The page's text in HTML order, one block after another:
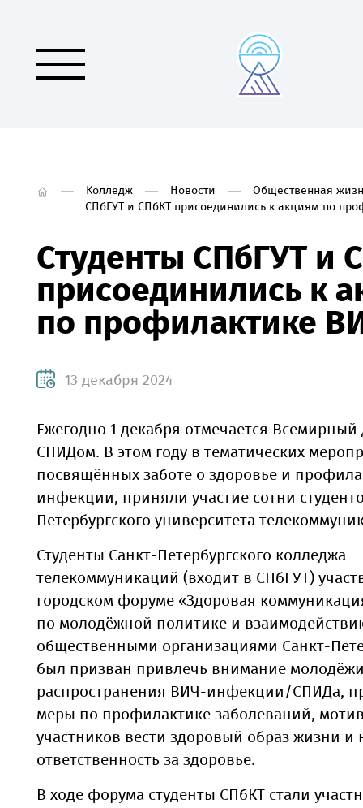
Колледж Новости
Общественная
СПбГУТ и СПбКТ присоединились к акциям по
Студенты СПбГУТ и
присоединились к
по профилактике
13 декабря 2024
Ежегодно 1 декабря отмечается
СПИДом. В этом году в тематических
посвящённых заботе о здоровье и
инфекции, приняли участие сотни
Петербургского университета
Студенты Санкт-Петербургского колледжа
телекоммуникаций (входит в СПбГУТ)
городском форуме «Здоровая
по молодёжной политике и
общественными организациями Санкт-
был призван привлечь внимание
распространения ВИЧ-инфекции/СПИДа,
меры по профилактике заболеваний,
участников вести здоровый образ жизни и
ответственность за здоровье.
В ходе форума студенты СПбКТ стали